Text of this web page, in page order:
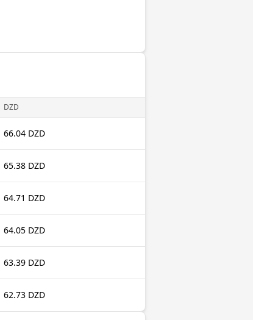
DZD
66.04 DZD
65.38 DZD
64.71 DZD
64.05 DZD
63.39 DZD
62.73 DZD